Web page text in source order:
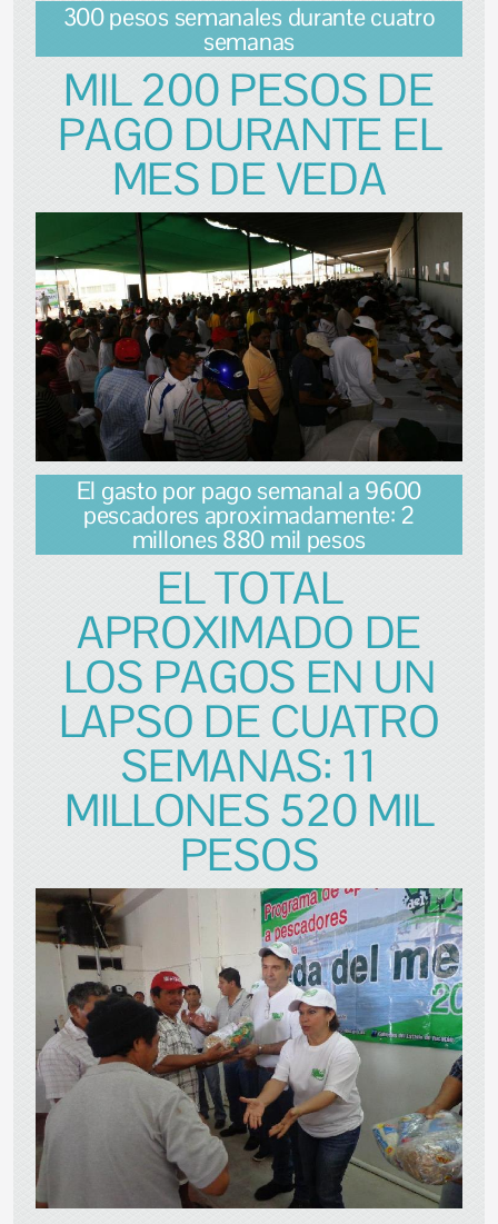
300 pesos semanales durante cuatro
semanas
MIL 200 PESOS DE
PAGO DURANTE EL
MES DE VEDA
El gasto por pago semanal a 9600
pescadores aproximadamente: 2
millones 880 mil pesos
EL TOTAL
APROXIMADO DE
LOS PAGOS EN UN
LAPSO DE CUATRO
SEMANAS: 11
MILLONES 520 MIL
PESOS